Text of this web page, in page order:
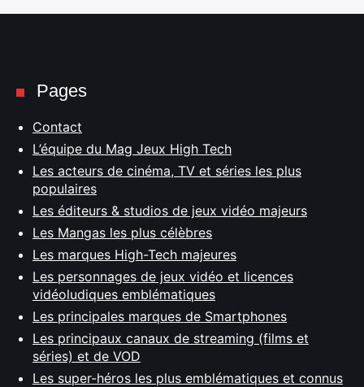
Pages
Contact
L’équipe du Mag Jeux High Tech
Les acteurs de cinéma, TV et séries les plus
populaires
Les éditeurs & studios de jeux vidéo majeurs
Les Mangas les plus célèbres
Les marques High-Tech majeures
Les personnages de jeux vidéo et licences
vidéoludiques emblématiques
Les principales marques de Smartphones
Les principaux canaux de streaming (films et
séries) et de VOD
Les super-héros les plus emblématiques et connus